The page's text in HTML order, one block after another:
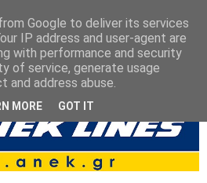
Google to deliver its services
IP address and user-agent are
with performance and security
of service, generate usage
address abuse.
MORE GOT IT